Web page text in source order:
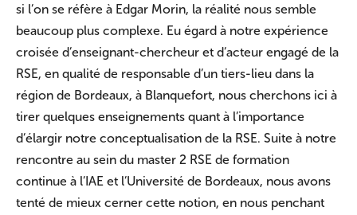
si l’on se réfère à Edgar Morin, la réalité nous semble
beaucoup plus complexe. Eu égard à notre expérience
croisée d’enseignant-chercheur et d’acteur engagé de la
RSE, en qualité de responsable d’un tiers-lieu dans la
région de Bordeaux, à Blanquefort, nous cherchons ici à
tirer quelques enseignements quant à l’importance
d’élargir notre conceptualisation de la RSE. Suite à notre
rencontre au sein du master 2 RSE de formation
continue à l’IAE et l’Université de Bordeaux, nous avons
tenté de mieux cerner cette notion, en nous penchant